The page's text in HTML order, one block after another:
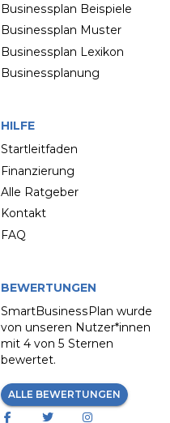
Businessplan Beispiele
Businessplan Muster
Businessplan Lexikon
Businessplanung
HILFE
Startleitfaden
Finanzierung
Alle Ratgeber
Kontakt
FAQ
BEWERTUNGEN
SmartBusinessPlan wurde
von unseren Nutzer*innen
mit 4 von 5 Sternen
bewertet.
ALLE BEWERTUNGEN